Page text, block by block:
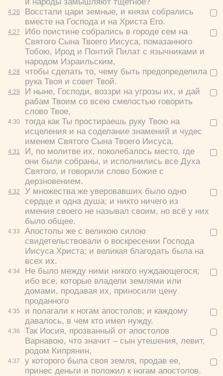
4:26
4:27
4:28
4:29
4:30
4:31
4:32
4:33
4:34
4:35
4:36
4:37
Восстали цари земные, и князи собрались
вместе на Господа и на Христа Его.
Ибо поистине собрались в городе сем на
Святого Сына Твоего Иисуса, помазанного
Тобою, Ирод и Понтий Пилат с язычниками и
народом Израильским,
чтобы сделать то, чему быть предопределила
рука Твоя и совет Твой.
И ныне, Господи, воззри на угрозы их, и дай
рабам Твоим со всею смелостью говорить
слово Твое,
тогда как Ты простираешь руку Твою на
исцеления и на соделание знамений и чудес
именем Святого Сына Твоего Иисуса.
И, по молитве их, поколебалось место, где
они были собраны, и исполнились все Духа
Святого, и говорили слово Божие с
дерзновением.
У множества же уверовавших было одно
сердце и одна душа; и никто ничего из
имения своего не называл своим, но всё у них
было общее.
Апостолы же с великою силою
свидетельствовали о воскресении Господа
Иисуса Христа; и великая благодать была на
всех их.
Не было между ними никого нуждающегося;
ибо все, которые владели землями или
домами, продавая их, приносили цену
проданного
и полагали к ногам апостолов; и каждому
давалось, в чем кто имел нужду.
Так Иосия, прозванный от апостолов
Варнавою, что значит – сын утешения, левит,
родом Кипрянин,
у которого была своя земля, продав ее,
принес деньги и положил к ногам апостолов.